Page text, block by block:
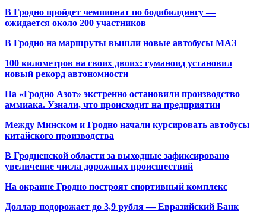
В Гродно пройдет чемпионат по бодибилдингу —
ожидается около 200 участников
В Гродно на маршруты вышли новые автобусы МАЗ
100 километров на своих двоих: гуманоид установил
новый рекорд автономности
На «Гродно Азот» экстренно остановили производство
аммиака. Узнали, что происходит на предприятии
Между Минском и Гродно начали курсировать автобусы
китайского производства
В Гродненской области за выходные зафиксировано
увеличение числа дорожных происшествий
На окраине Гродно построят спортивный комплекс
Доллар подорожает до 3,9 рубля — Евразийский Банк